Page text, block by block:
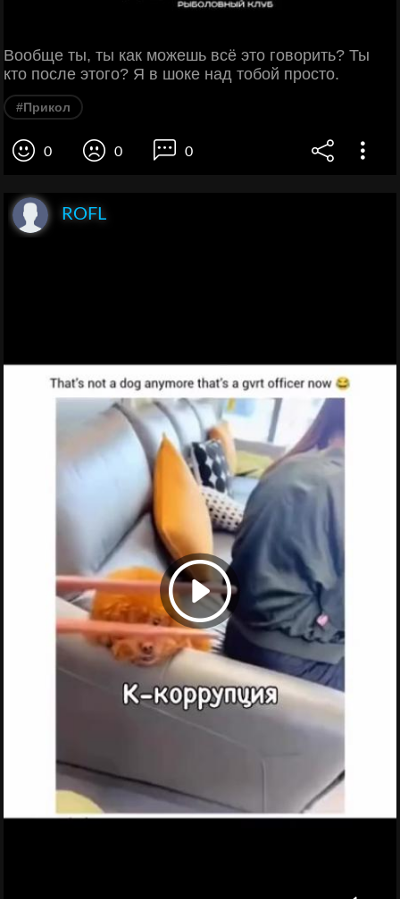
Вообще ты, ты как можешь всё это говорить? Ты
кто после этого? Я в шоке над тобой просто.
#Прикол
0 0 0
ROFL